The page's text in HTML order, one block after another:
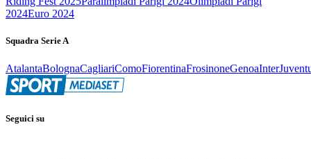
2024Euro 2024
Squadra Serie A
AtalantaBolognaCagliariComoFiorentinaFrosinoneGenoaInter
Seguici su